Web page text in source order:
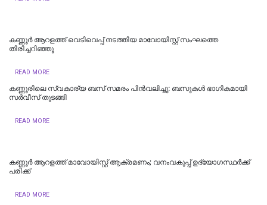
കണ്ണൂർ ആറളത്ത് വെടിവെപ്പ് നടത്തിയ മാവോയിസ്റ്റ് സംഘത്തെ
തിരിച്ചറിഞ്ഞു
READ MORE
കണ്ണൂരിലെ സ്വകാര്യ ബസ് സമരം പിൻവലിച്ചു: ബസുകൾ ഭാഗികമായി
സർവീസ് തുടങ്ങി
READ MORE
കണ്ണൂർ ആറളത്ത് മാവോയിസ്റ്റ് ആക്രമണം; വനംവകുപ്പ് ഉദ്യോഗസ്ഥർക്ക്
പരിക്ക്
READ MORE